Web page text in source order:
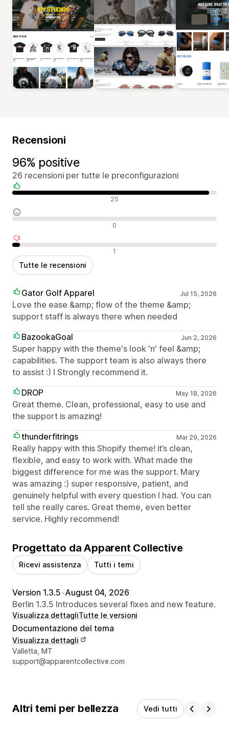
Recensioni
96% positive
26 recensioni per tutte le preconfigurazioni
Recensioni positive 25
Recensioni neutrali 0
Recensioni negative 1
Tutte le recensioni
Gator Golf Apparel Jul 15, 2026
Love the ease &amp; flow of the theme &amp;
support staff is always there when needed
BazookaGoal
Jun 2, 2026
Super happy with the theme's look 'n' feel &amp;
capabilities. The support team is also always there
to assist :) I Strongly recommend it.
DROP
May 18, 2026
Great theme. Clean, professional, easy to use and
the support is amazing!
thunderfitrings
Mar 29, 2026
Really happy with this Shopify theme! it’s clean,
flexible, and easy to work with. What made the
biggest difference for me was the support. Mary
was amazing :) super responsive, patient, and
genuinely helpful with every question I had. You can
tell she really cares. Great theme, even better
service. Highly recommend!
Progettato da Apparent Collective
Ricevi assistenza Tutti i temi
Version 1.3.5•August 04, 2026
Berlin 1.3.5 Introduces several fixes and new feature.
Visualizza dettagliTutte le versioni
Documentazione del tema
Visualizza dettagli
Recapiti del designer
Valletta, MT
support@apparentcollective.com
Altri temi per bellezza Vedi tutti